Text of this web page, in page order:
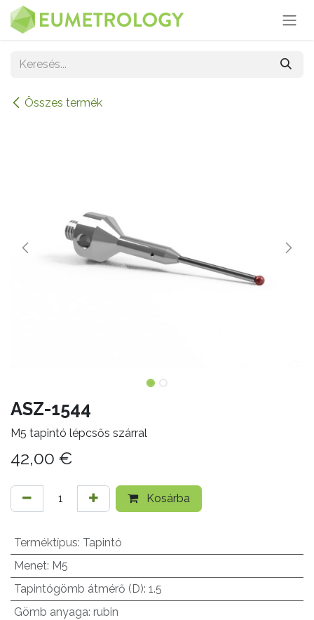
Kihagyás és továbblépés a tartalomhoz
Összes termék
ASZ-1544
M5 tapintó lépcsős szárral
42,00 €
Kosárba
Terméktípus: Tapintó
Menet: M5
Tapintógömb átmérő (D): 1.5
Gömb anyaga: rubin